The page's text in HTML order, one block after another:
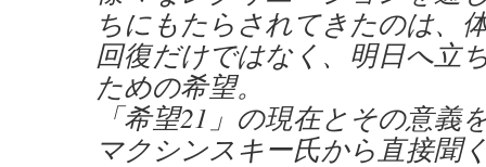
ちにもたらされてきたのは、
回復だけではなく、明日へ立
ための希望。
「希望21」の現在とその意義
マクシンスキー氏から直接聞